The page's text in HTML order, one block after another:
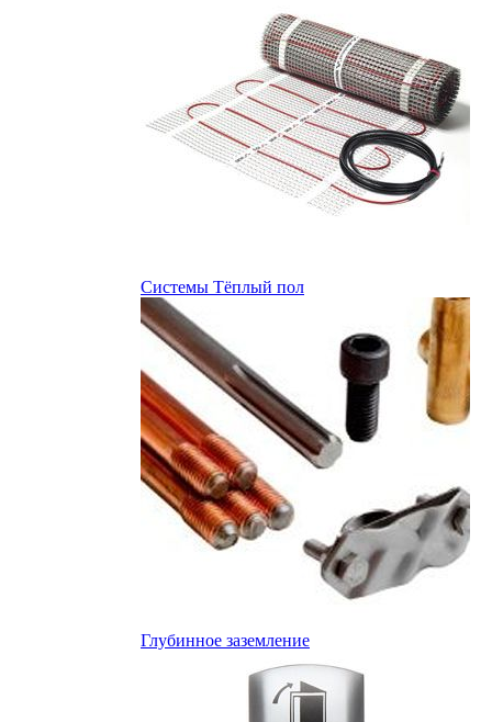
Системы Тёплый пол
Глубинное заземление